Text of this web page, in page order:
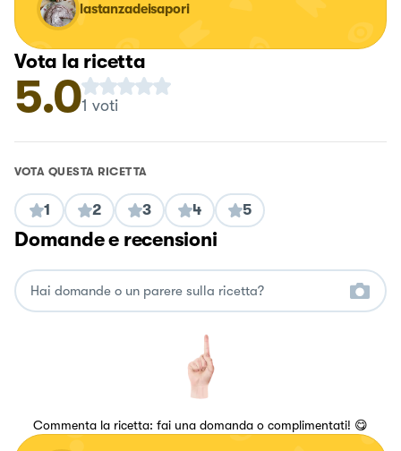
lastanzadeisapori
Vota la ricetta
5.01 voti
VOTA QUESTA RICETTA
1 2 3 4 5
Domande e recensioni
Commenta la ricetta: fai una domanda o complimentati! 😋